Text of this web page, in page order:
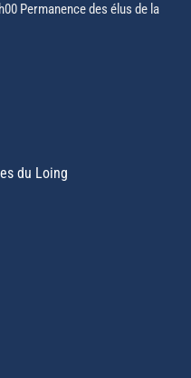
Permanence des élus de la
du Loing